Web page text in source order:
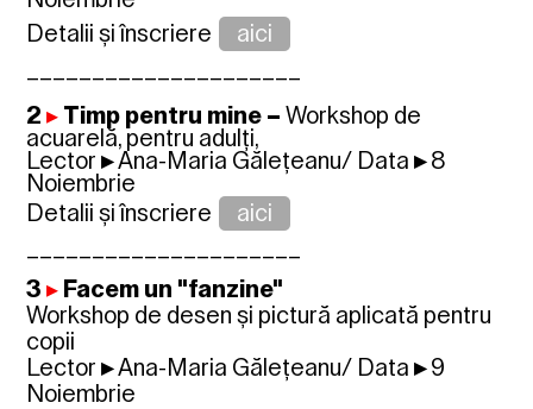
Detalii și înscriere
aici
2▸ Timp pentru mine –Workshop de
acuarelă, pentru adulți,
Lector ▸Ana-Maria Gălețeanu/ Data ▸8
Noiembrie
Detalii și înscriere
aici
3▸ Facem un "fanzine"
Workshop de desen și pictură aplicată pentru
copii
Lector ▸Ana-Maria Gălețeanu/ Data ▸9
Noiembrie